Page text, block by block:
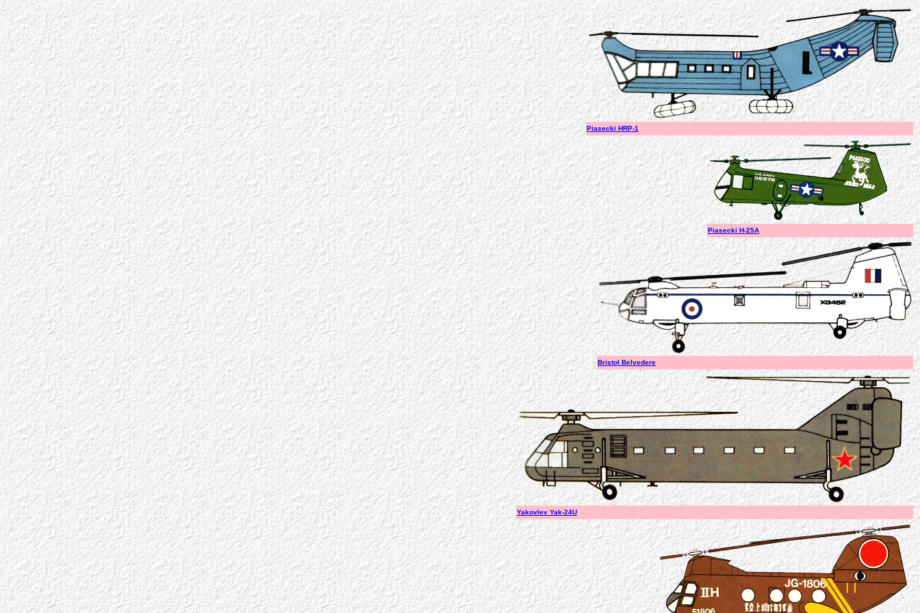
Piasecki HRP-1
Piasecki H-25A
Bristol Belvedere
Yakovlev Yak-24U